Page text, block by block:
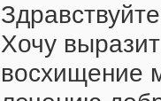
Хочу
восхищение